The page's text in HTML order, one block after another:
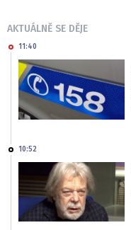
AKTUÁLNĚ SE DĚJE
11:40
10:52